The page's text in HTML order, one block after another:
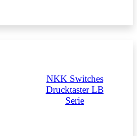
NKK Switches
Drucktaster LB
Serie